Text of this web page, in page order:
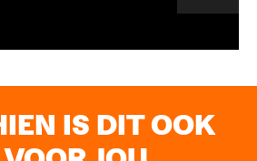
IS DIT OOK